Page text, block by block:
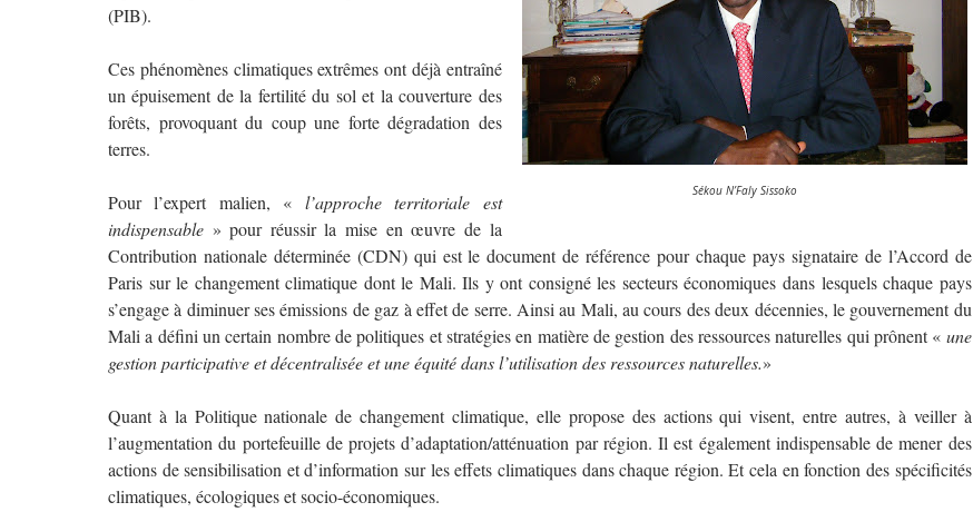
Sékou N’Faly Sissoko
(PIB).
Ces phénomènes climatiques extrêmes ont déjà entraîné
un épuisement de la fertilité du sol et la couverture des
forêts, provoquant du coup une forte dégradation des
terres.
Pour l’expert malien, « l’approche territoriale est
indispensable » pour réussir la mise en œuvre de la
Contribution nationale déterminée (CDN) qui est le document de référence pour chaque pays signataire de l’Accord de
Paris sur le changement climatique dont le Mali. Ils y ont consigné les secteurs économiques dans lesquels chaque pays
s’engage à diminuer ses émissions de gaz à effet de serre. Ainsi au Mali, au cours des deux décennies, le gouvernement du
Mali a défini un certain nombre de politiques et stratégies en matière de gestion des ressources naturelles qui prônent « une
gestion participative et décentralisée et une équité dans l’utilisation des ressources naturelles.»
Quant à la Politique nationale de changement climatique, elle propose des actions qui visent, entre autres, à veiller à
l’augmentation du portefeuille de projets d’adaptation/atténuation par région. Il est également indispensable de mener des
actions de sensibilisation et d’information sur les effets climatiques dans chaque région. Et cela en fonction des spécificités
climatiques, écologiques et socio-économiques.